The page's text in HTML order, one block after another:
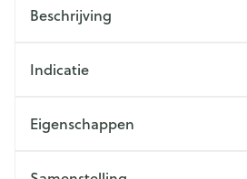
Beschrijving
Indicatie
Eigenschappen